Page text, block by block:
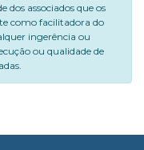
dos associados que os
como facilitadora do
ingerência ou
ou qualidade de